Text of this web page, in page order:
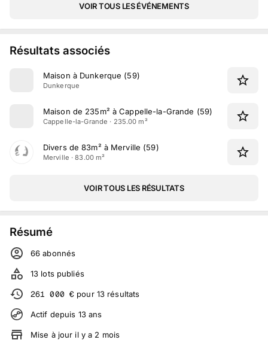
VOIR TOUS LES ÉVÉNEMENTS
Résultats associés
Maison à Dunkerque (59)
Dunkerque
Maison de 235m² à Cappelle-la-Grande (59)
Cappelle-la-Grande · 235.00 m²
Divers de 83m² à Merville (59)
Merville · 83.00 m²
VOIR TOUS LES RÉSULTATS
Résumé
66 abonnés
13 lots publiés
261 000 € pour 13 résultats
Actif depuis 13 ans
Mise à jour il y a 2 mois